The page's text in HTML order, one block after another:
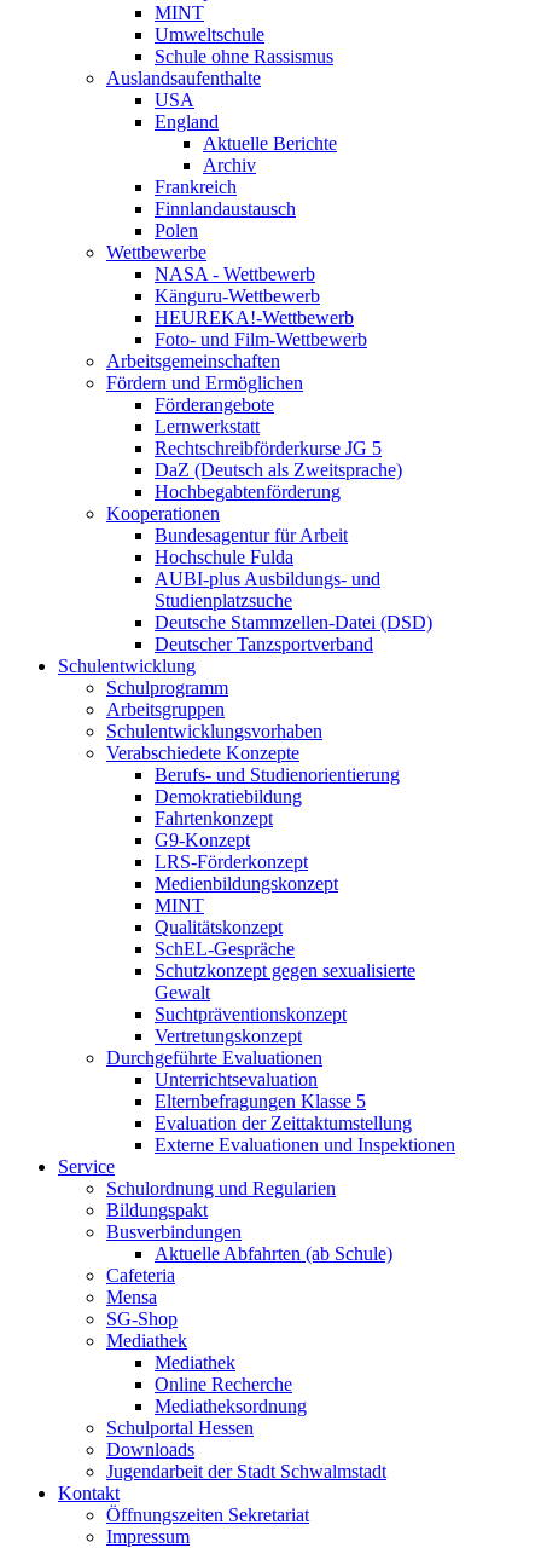
MINT
Umweltschule
Schule ohne Rassismus
Auslandsaufenthalte
USA
England
Aktuelle Berichte
Archiv
Frankreich
Finnlandaustausch
Polen
Wettbewerbe
NASA - Wettbewerb
Känguru-Wettbewerb
HEUREKA!-Wettbewerb
Foto- und Film-Wettbewerb
Arbeitsgemeinschaften
Fördern und Ermöglichen
Förderangebote
Lernwerkstatt
Rechtschreibförderkurse JG 5
DaZ (Deutsch als Zweitsprache)
Hochbegabtenförderung
Kooperationen
Bundesagentur für Arbeit
Hochschule Fulda
AUBI-plus Ausbildungs- und
Studienplatzsuche
Deutsche Stammzellen-Datei (DSD)
Deutscher Tanzsportverband
Schulentwicklung
Schulprogramm
Arbeitsgruppen
Schulentwicklungsvorhaben
Verabschiedete Konzepte
Berufs- und Studienorientierung
Demokratiebildung
Fahrtenkonzept
G9-Konzept
LRS-Förderkonzept
Medienbildungskonzept
MINT
Qualitätskonzept
SchEL-Gespräche
Schutzkonzept gegen sexualisierte
Gewalt
Suchtpräventionskonzept
Vertretungskonzept
Durchgeführte Evaluationen
Unterrichtsevaluation
Elternbefragungen Klasse 5
Evaluation der Zeittaktumstellung
Externe Evaluationen und Inspektionen
Service
Schulordnung und Regularien
Bildungspakt
Busverbindungen
Aktuelle Abfahrten (ab Schule)
Cafeteria
Mensa
SG-Shop
Mediathek
Mediathek
Online Recherche
Mediatheksordnung
Schulportal Hessen
Downloads
Jugendarbeit der Stadt Schwalmstadt
Kontakt
Öffnungszeiten Sekretariat
Impressum